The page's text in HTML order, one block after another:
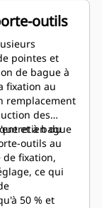
outils
pointes et
de bague à
fixation au
remplacement
des
du
et à bague
outils au
fixation,
ce qui
50 % et